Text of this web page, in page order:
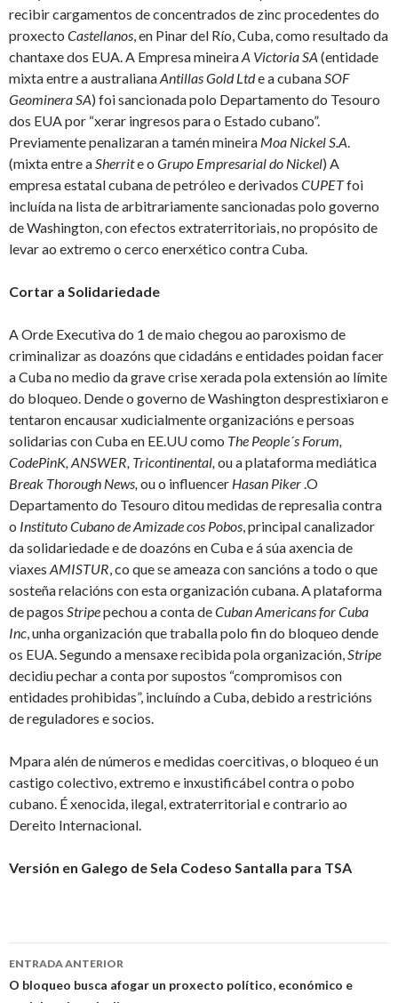
recibir cargamentos de concentrados de zinc procedentes do
proxecto Castellanos, en Pinar del Río, Cuba, como resultado da
chantaxe dos EUA. A Empresa mineiraA Victoria SA (entidade
mixta entre a australianaAntillas Gold Ltde a cubanaSOF
Geominera SA) foi sancionada polo Departamento do Tesouro
dos EUA por “xerar ingresos para o Estado cubano”.
Previamente penalizaran a tamén mineira Moa Nickel S.A.
(mixta entre aSherrite o Grupo Empresarial do Nickel) A
empresa estatal cubana de petróleo e derivados CUPETfoi
incluída na lista de arbitrariamente sancionadas polo governo
de Washington, con efectos extraterritoriais, no propósito de
levar ao extremo o cerco enerxético contra Cuba.
Cortar a Solidariedade
A Orde Executiva do 1 de maio chegou ao paroxismo de
criminalizar as doazóns que cidadáns e entidades poidan facer
a Cuba no medio da grave crise xerada pola extensión ao límite
do bloqueo. Dende o governo de Washington desprestixiaron e
tentaron encausar xudicialmente organizacións e persoas
solidarias con Cuba en EE.UU como The People´s Forum,
CodePinK, ANSWER, Tricontinental, ou a plataforma mediática
Break Thorough News, ou o influencer Hasan Piker.O
Departamento do Tesouro ditou medidas de represalia contra
o Instituto Cubano de Amizade cos Pobos, principal canalizador
da solidariedade e de doazóns en Cuba e á súa axencia de
viaxes AMISTUR, co que se ameaza con sancións a todo o que
sosteña relacións con esta organización cubana. A plataforma
de pagos Stripepechou a conta deCuban Americans for Cuba
Inc, unha organización que traballa polo fin do bloqueo dende
os EUA. Segundo a mensaxe recibida pola organización,Stripe
decidiu pechar a conta por supostos “compromisos con
entidades prohibidas”, incluíndo a Cuba, debido a restricións
de reguladores e socios.
Mpara alén de números e medidas coercitivas, o bloqueo é un
castigo colectivo, extremo e inxustificábel contra o pobo
cubano. É xenocida, ilegal, extraterritorial e contrario ao
Dereito Internacional.
Versión en Galego de Sela Codeso Santalla para TSA
Ir
a
ENTRADA ANTERIOR
O bloqueo busca afogar un proxecto político, económico e